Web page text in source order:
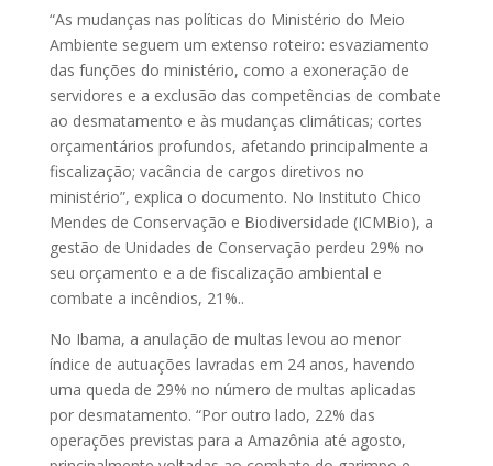
“As mudanças nas políticas do Ministério do Meio
Ambiente seguem um extenso roteiro: esvaziamento
das funções do ministério, como a exoneração de
servidores e a exclusão das competências de combate
ao desmatamento e às mudanças climáticas; cortes
orçamentários profundos, afetando principalmente a
fiscalização; vacância de cargos diretivos no
ministério”, explica o documento. No Instituto Chico
Mendes de Conservação e Biodiversidade (ICMBio), a
gestão de Unidades de Conservação perdeu 29% no
seu orçamento e a de fiscalização ambiental e
combate a incêndios, 21%..
No Ibama, a anulação de multas levou ao menor
índice de autuações lavradas em 24 anos, havendo
uma queda de 29% no número de multas aplicadas
por desmatamento. “Por outro lado, 22% das
operações previstas para a Amazônia até agosto,